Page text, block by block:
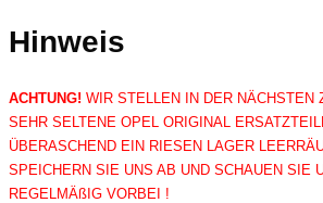
Hinweis
ACHTUNG! WIR STELLEN IN DER NÄCHSTEN
SEHR SELTENE OPEL ORIGINAL
ÜBERASCHEND EIN RIESEN LAGER
SPEICHERN SIE UNS AB UND SCHAUEN SIE
REGELMÄßIG VORBEI !